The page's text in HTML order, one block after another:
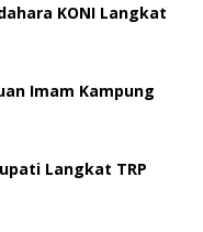
KONI Langkat
Imam Kampung
Langkat TRP